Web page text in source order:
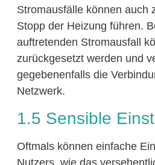
Stromausfälle können auch
Stopp der Heizung führen.
auftretenden Stromausfall
zurückgesetzt werden und
gegebenenfalls die
Netzwerk.
1.5 Sensible
Oftmals können einfache